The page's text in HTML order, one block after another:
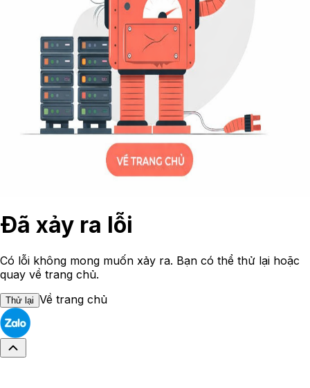
Đã xảy ra lỗi
Có lỗi không mong muốn xảy ra. Bạn có thể thử lại hoặc
quay về trang chủ.
Thử lại Về trang chủ